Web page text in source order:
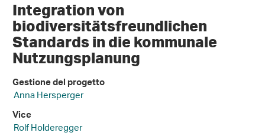
Integration von
biodiversitätsfreundlichen
Standards in die kommunale
Nutzungsplanung
Gestione del progetto
Anna Hersperger
Vice
Rolf Holderegger